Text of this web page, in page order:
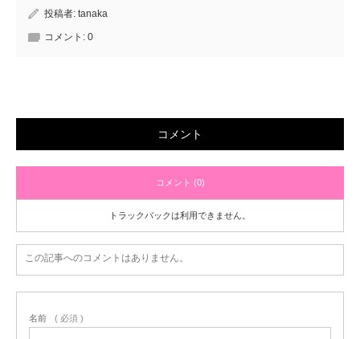
投稿者: tanaka
コメント: 0
コメント
コメント (0)
トラックバックは利用できません。
この記事へのコメントはありません。
名前 ( 必須 )